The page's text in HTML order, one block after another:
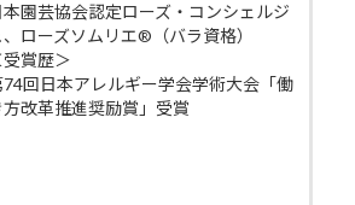
本園芸協会認定ローズ・コンシェルジ
、ローズソムリエ®（バラ資格）
受賞歴＞
74回日本アレルギー学会学術大会「働
方改革推進奨励賞」受賞